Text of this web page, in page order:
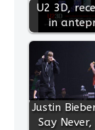
U2 3D,
in
Justin
Say